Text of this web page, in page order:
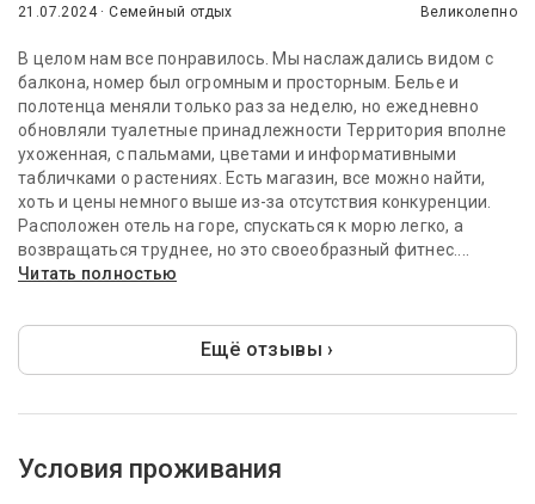
21.07.2024 · Семейный отдых
Великолепно
В целом нам все понравилось. Мы наслаждались видом с
балкона, номер был огромным и просторным. Белье и
полотенца меняли только раз за неделю, но ежедневно
обновляли туалетные принадлежности Территория вполне
ухоженная, с пальмами, цветами и информативными
табличками о растениях. Есть магазин, все можно найти,
хоть и цены немного выше из-за отсутствия конкуренции.
Расположен отель на горе, спускаться к морю легко, а
возвращаться труднее, но это своеобразный фитнес....
Читать полностью
Ещё отзывы ›
Условия проживания